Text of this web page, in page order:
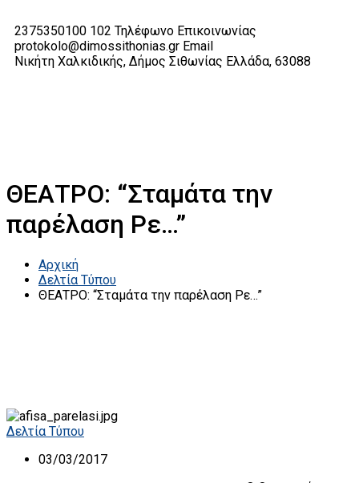
2375350100 102 Τηλέφωνο Επικοινωνίας
protokolo@dimossithonias.gr Email
Νικήτη Χαλκιδικής, Δήμος Σιθωνίας Ελλάδα, 63088
ΘΕΑΤΡΟ: “Σταμάτα την
παρέλαση Ρε…”
Αρχική
Δελτία Τύπου
ΘΕΑΤΡΟ: “Σταμάτα την παρέλαση Ρε…”
Δελτία Τύπου
03/03/2017